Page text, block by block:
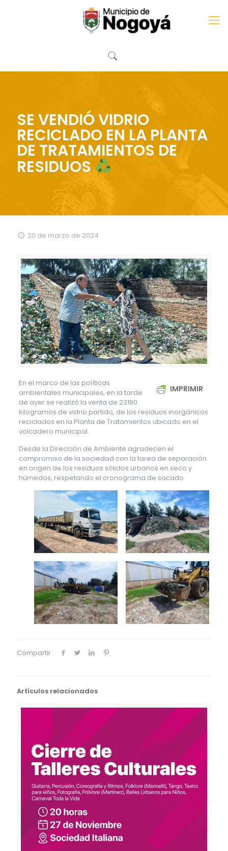
SE VENDIÓ VIDRIO
RECICLADO EN LA PLANTA
DE TRATAMIENTOS DE
RESIDUOS
20 de marzo de 2024
IMPRIMIR
En el marco de las políticas
ambientales municipales, en la tarde
de ayer se realizó la venta de 23180
kilogramos de vidrio partido, de los residuos inorgánicos
reciclados en la Planta de Tratamientos ubicado en el
volcadero municipal.
Desde la Dirección de Ambiente agradecen el
compromiso de la sociedad con la tarea de separación
en origen de los residuos sólidos urbanos en seco y
húmedos, respetando el cronograma de sacado.
Compartir
Artículos relacionados